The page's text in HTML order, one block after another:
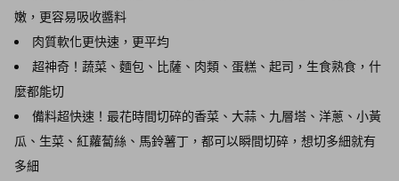
嫩，更容易吸收醬料
肉質軟化更快速，更平均
超神奇！蔬菜、麵包、比薩、肉類、蛋糕、起司，生食熟食，什
麼都能切
備料超快速！最花時間切碎的香菜、大蒜、九層塔、洋蔥、小黃
瓜、生菜、紅蘿蔔絲、馬鈴薯丁，都可以瞬間切碎，想切多細就有
多細